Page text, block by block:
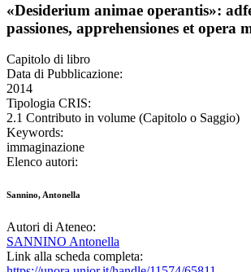
«Desiderium animae operantis»:
passiones, apprehensiones et opera
Capitolo di libro
Data di Pubblicazione:
2014
Tipologia CRIS:
2.1 Contributo in volume (Capitolo o Saggio)
Keywords:
immaginazione
Elenco autori:
Sannino, Antonella
Autori di Ateneo:
SANNINO Antonella
Link alla scheda completa: